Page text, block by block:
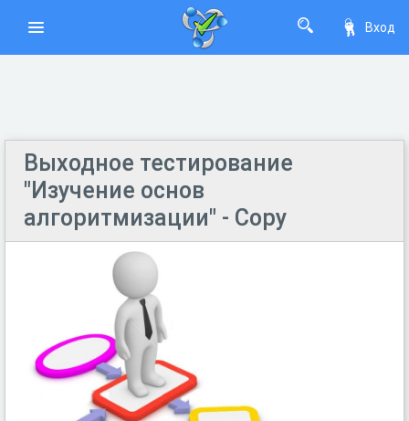
Вход
Выходное тестирование
"Изучение основ
алгоритмизации" - Copy